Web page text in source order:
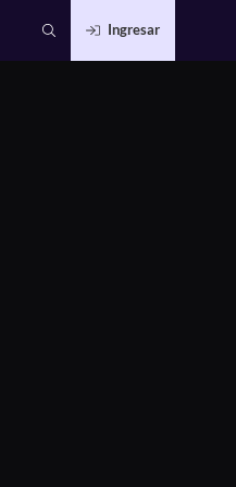
Ingresar